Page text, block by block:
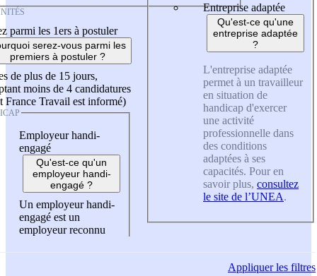
parmi les 1ers à postuler
serez-vous parmi les
premiers à postuler ?
de plus de 15 jours,
moins de 4 candidatures
France Travail est informé)
Employeur handi-
engagé
Qu'est-ce qu'un
employeur handi-
engagé ?
Un employeur handi-
engagé est un
employeur reconnu
Entreprise adaptée
Qu'est-ce qu'une
entreprise adaptée
?
L'entreprise adaptée
permet à un travailleur
en situation de
handicap d'exercer
une activité
professionnelle dans
des conditions
adaptées à ses
capacités. Pour en
savoir plus, consultez
le site de l’UNEA.
Appliquerles filtres